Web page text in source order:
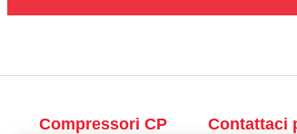
Compressori CP
Contattaci